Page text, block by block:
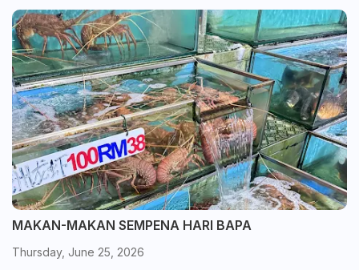
MAKAN-MAKAN SEMPENA HARI BAPA
Thursday, June 25, 2026